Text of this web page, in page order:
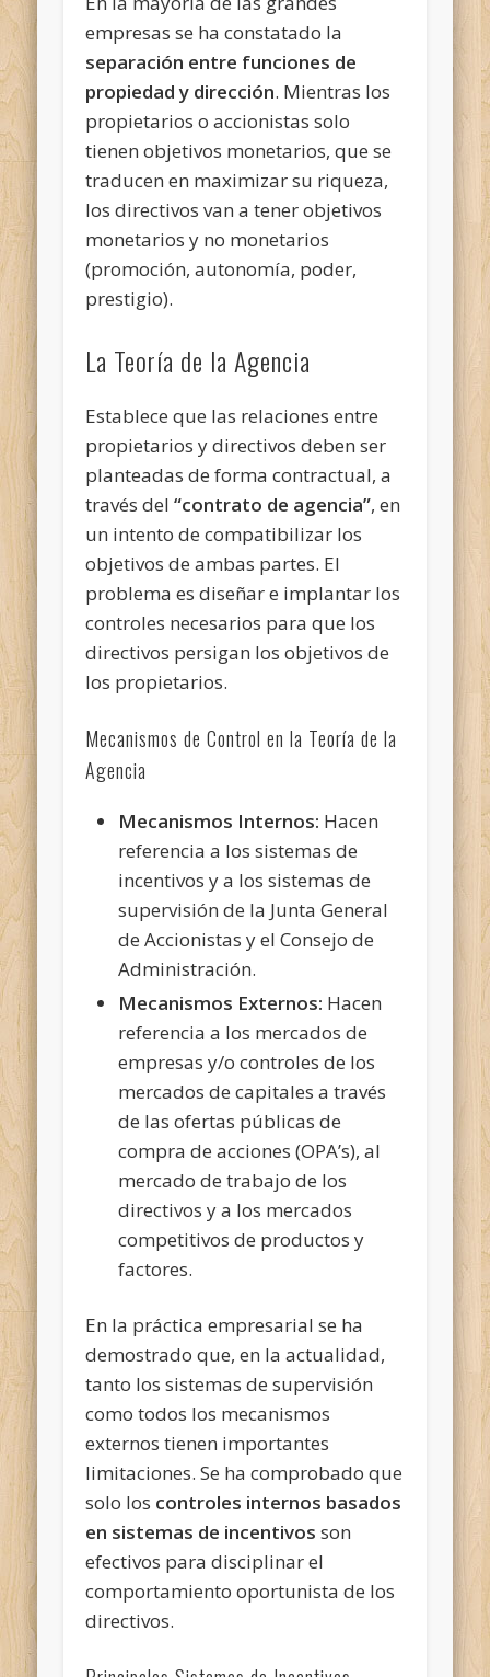
empresas se ha constatado la
separación entre funciones de
propiedad y dirección. Mientras los
propietarios o accionistas solo
tienen objetivos monetarios, que se
traducen en maximizar su riqueza,
los directivos van a tener objetivos
monetarios y no monetarios
(promoción, autonomía, poder,
prestigio).
La Teoría de la Agencia
Establece que las relaciones entre
propietarios y directivos deben ser
planteadas de forma contractual, a
través del“contrato de agencia”, en
un intento de compatibilizar los
objetivos de ambas partes. El
problema es diseñar e implantar los
controles necesarios para que los
directivos persigan los objetivos de
los propietarios.
Mecanismos de Control en la Teoría de la
Agencia
Mecanismos Internos: Hacen
referencia a los sistemas de
incentivos y a los sistemas de
supervisión de la Junta General
de Accionistas y el Consejo de
Administración.
Mecanismos Externos: Hacen
referencia a los mercados de
empresas y/o controles de los
mercados de capitales a través
de las ofertas públicas de
compra de acciones (OPA’s), al
mercado de trabajo de los
directivos y a los mercados
competitivos de productos y
factores.
En la práctica empresarial se ha
demostrado que, en la actualidad,
tanto los sistemas de supervisión
como todos los mecanismos
externos tienen importantes
limitaciones. Se ha comprobado que
solo los controles internos basados
en sistemas de incentivos son
efectivos para disciplinar el
comportamiento oportunista de los
directivos.